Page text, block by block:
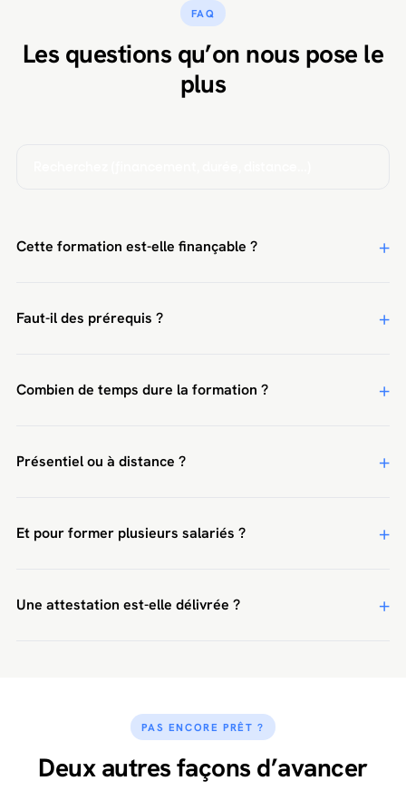
FAQ
Les questions qu’on nous pose le
plus
Cette formation est-elle finançable ?
Faut-il des prérequis ?
Combien de temps dure la formation ?
Présentiel ou à distance ?
Et pour former plusieurs salariés ?
Une attestation est-elle délivrée ?
PAS ENCORE PRÊT ?
Deux autres façons d’avancer